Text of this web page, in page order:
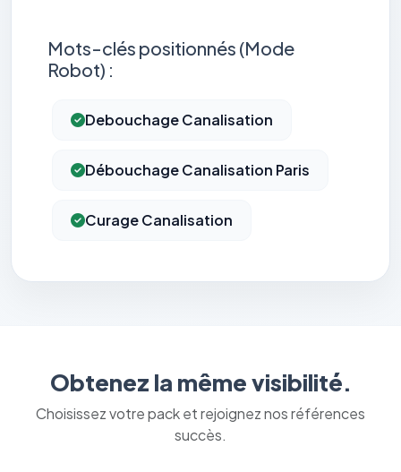
Mots-clés positionnés (Mode
Robot) :
Debouchage Canalisation
Débouchage Canalisation Paris
Curage Canalisation
Obtenez la même visibilité.
Choisissez votre pack et rejoignez nos références
succès.